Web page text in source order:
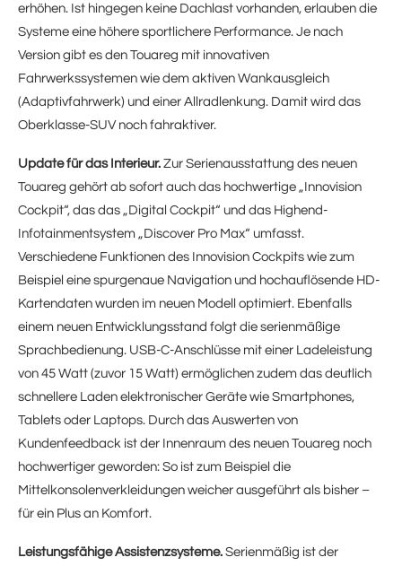
erhöhen. Ist hingegen keine Dachlast vorhanden, erlauben die
Systeme eine höhere sportlichere Performance. Je nach
Version gibt es den Touareg mit innovativen
Fahrwerkssystemen wie dem aktiven Wankausgleich
(Adaptivfahrwerk) und einer Allradlenkung. Damit wird das
Oberklasse-SUV noch fahraktiver.
Update für das Interieur. Zur Serienausstattung des neuen
Touareg gehört ab sofort auch das hochwertige „Innovision
Cockpit“, das das „Digital Cockpit“ und das Highend-
Infotainmentsystem „Discover Pro Max“ umfasst.
Verschiedene Funktionen des Innovision Cockpits wie zum
Beispiel eine spurgenaue Navigation und hochauflösende HD-
Kartendaten wurden im neuen Modell optimiert. Ebenfalls
einem neuen Entwicklungsstand folgt die serienmäßige
Sprachbedienung. USB-C-Anschlüsse mit einer Ladeleistung
von 45 Watt (zuvor 15 Watt) ermöglichen zudem das deutlich
schnellere Laden elektronischer Geräte wie Smartphones,
Tablets oder Laptops. Durch das Auswerten von
Kundenfeedback ist der Innenraum des neuen Touareg noch
hochwertiger geworden: So ist zum Beispiel die
Mittelkonsolenverkleidungen weicher ausgeführt als bisher –
für ein Plus an Komfort.
Leistungsfähige Assistenzsysteme. Serienmäßig ist der